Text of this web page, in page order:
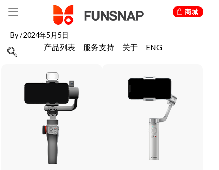
商城
By/2024年5月5日
产品列表 服务支持 关于 ENG